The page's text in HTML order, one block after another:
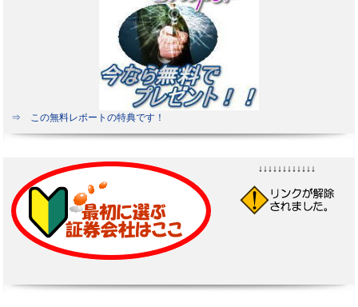
⇒ この無料レポートの特典です！
↓↓↓↓↓↓↓↓↓↓↓↓